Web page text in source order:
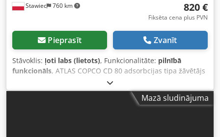
Stawiec 760 km 820 €
Fiksēta cena plus PVN
Pieprasīt Zvanīt
Stāvoklis: ļoti labs (lietots), Funkcionalitāte: pilnībā
funkcionāls, ATLAS COPCO CD 80 adsorbcijas tipa žāvētājs
Tehniskie dati: ražīgums: 4800 l/min; žāvētājs ir pilnībā
darba kārtībā; neto cena: 3500 PLN Dcodpozm Ip Rjfx
Mazā sludinājuma